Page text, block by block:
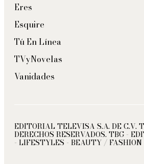
Eres
Esquire
Tú En Línea
TVyNovelas
Vanidades
EDITORIAL TELEVISA S.A. DE C.V.
DERECHOS RESERVADOS. TBG -
- LIFESTYLES - BEAUTY / FASHION